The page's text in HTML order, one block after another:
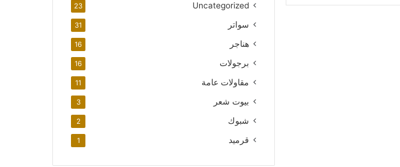
Uncategorized
23
سواتر 31
هناجر 16
برجولات 16
مقاولات عامة 11
بيوت شعر 3
شبوك 2
قرميد 1